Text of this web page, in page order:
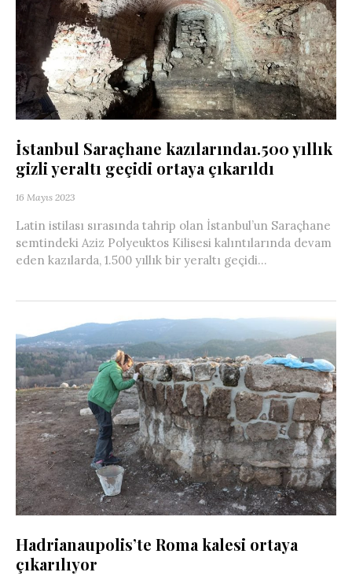
İstanbul Saraçhane kazılarında1.500 yıllık
gizli yeraltı geçidi ortaya çıkarıldı
16 Mayıs 2023
Latin istilası sırasında tahrip olan İstanbul’un Saraçhane
semtindeki Aziz Polyeuktos Kilisesi kalıntılarında devam
eden kazılarda, 1.500 yıllık bir yeraltı geçidi...
Hadrianaupolis’te Roma kalesi ortaya
çıkarılıyor